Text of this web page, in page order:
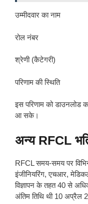
उम्मीदवार का नाम
रोल नंबर
श्रेणी (कैटेगरी)
परिणाम की स्थिति
इस परिणाम को डाउनलोड
आ सके।
अन्य RFCL
RFCL समय-समय पर
इंजीनियरिंग, एचआर,
विज्ञापन के तहत 40 से
अंतिम तिथि थी 10 अप्रैल